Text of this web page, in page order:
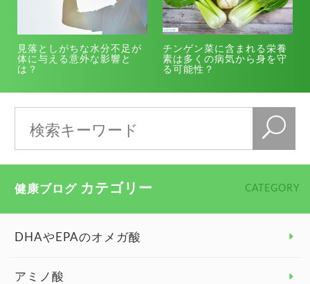
見落としがちな水分不足が
体に与える意外な影響と
は？
チンゲン菜に含まれる栄養
素は多くの病気から身を守
る可能性？
健康ブログ カテゴリー CATEGORY
DHAやEPAのオメガ酸
アミノ酸